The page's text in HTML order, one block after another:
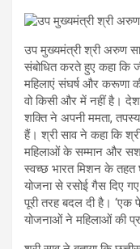
उप मुख्यमंत्री श्री अरुण
संबोधित करते हुए कहा कि
महिलाएं संघर्ष और करूणा
वो किसी और में नहीं है।
शक्ति ने अपनी ममता,
हैं। श्री साव ने कहा कि
महिलाओं के सम्मान और
स्वच्छ भारत मिशन के तहत
योजना से रसोई गैस दिए
पूरी तरह बदल दी है। ‘एक
योजनाओं ने महिलाओं की